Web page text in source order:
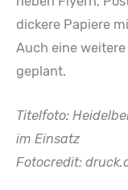
dickere Papiere
Auch eine
geplant.
Titelfoto:
im Einsatz
Fotocredit: